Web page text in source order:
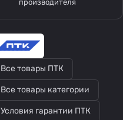
производителя
Все товары ПТК
Все товары категории
Условия гарантии ПТК